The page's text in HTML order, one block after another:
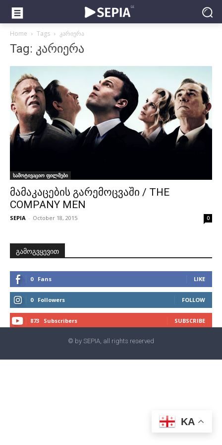
Home Tags კარიერა
Tag: კარიერა
სამოტივაციო ფილმები
მამაკაცების გარემოცვაში / THE
COMPANY MEN
SEPIA - October 18, 2015 0
გამოგვყევით
0 Fans LIKE
0 Followers FOLLOW
873 Subscribers SUBSCRIBE
© by SEPIA, all rights reserved
KA